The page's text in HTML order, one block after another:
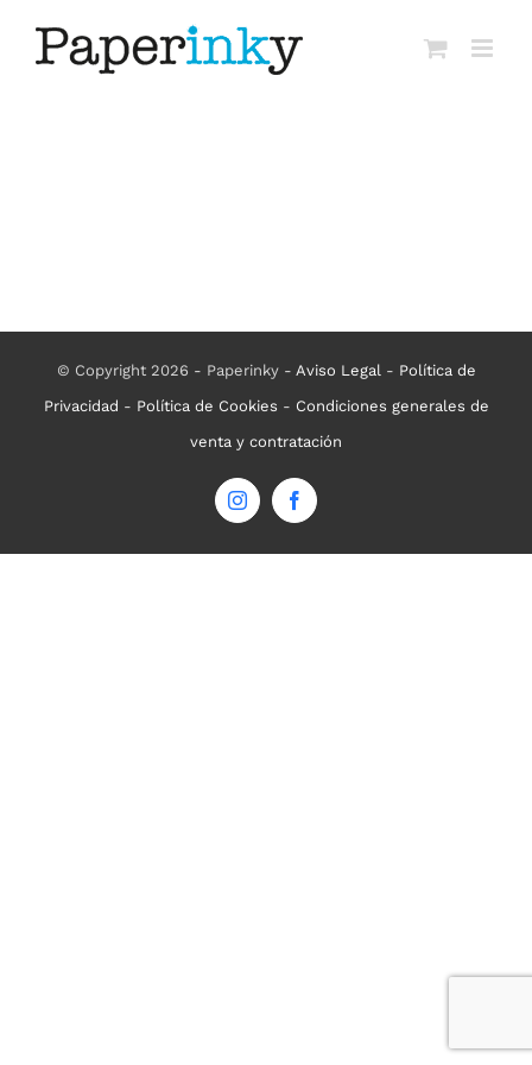
© Copyright 2026 - Paperinky - Aviso Legal- Política de
Privacidad - Política de Cookies - Condiciones generales de
venta y contratación
InstagramFacebook